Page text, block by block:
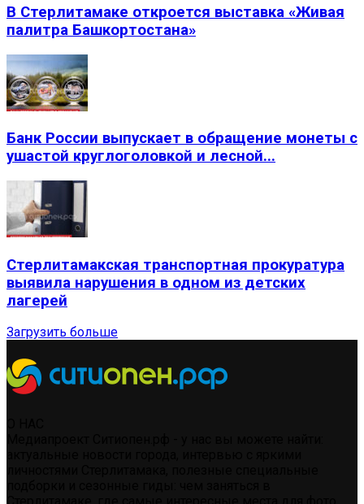
В Стерлитамаке откроется выставка «Живая
палитра Башкортостана»
Банк России выпускает в обращение монеты с
ушастой круглоголовкой и лесной...
Стерлитамакская транспортная прокуратура
выявила нарушения в одном из детских
лагерей
Загрузить больше